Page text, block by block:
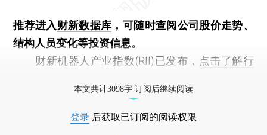
推荐进入财新数据库 ，可随时查阅公司股价走势、
结构人员变化等投资信息。
财新机器人产业指数(RII)已发布， 点击了解行
本文共计3098字 订阅后继续阅读
登录 后获取已订阅的阅读权限